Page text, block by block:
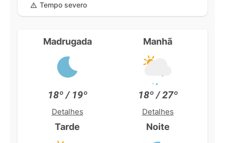
Tempo severo
Madrugada
18º / 19º
Detalhes
Manhã
18º / 27º
Detalhes
Tarde Noite